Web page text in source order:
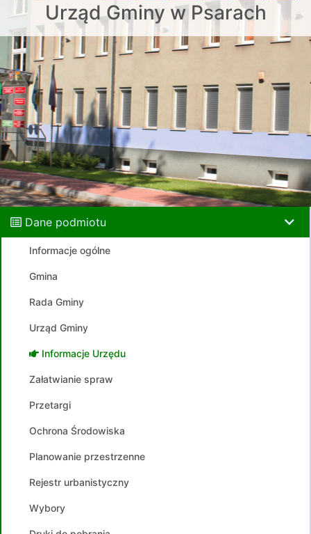
Urząd Gminy w Psarach
Dane podmiotu
Informacje ogólne
Gmina
Rada Gminy
Urząd Gminy
Informacje Urzędu
Załatwianie spraw
Przetargi
Ochrona Środowiska
Planowanie przestrzenne
Rejestr urbanistyczny
Wybory